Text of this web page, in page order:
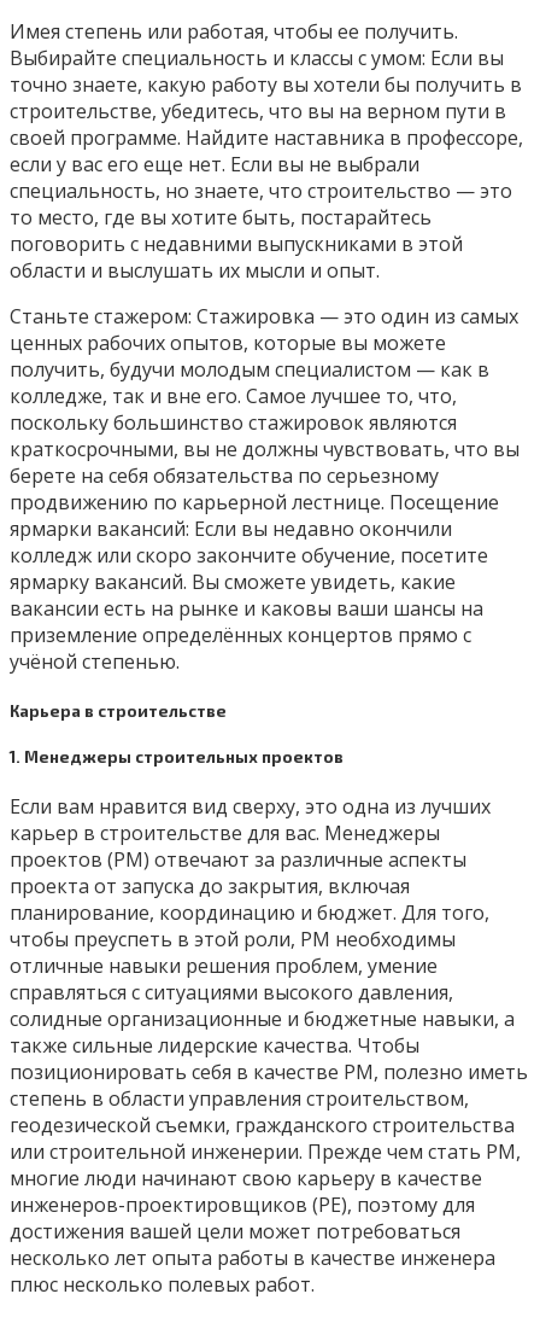
Имея степень или работая, чтобы ее получить.
Выбирайте специальность и классы с умом: Если вы
точно знаете, какую работу вы хотели бы получить в
строительстве, убедитесь, что вы на верном пути в
своей программе. Найдите наставника в профессоре,
если у вас его еще нет. Если вы не выбрали
специальность, но знаете, что строительство — это
то место, где вы хотите быть, постарайтесь
поговорить с недавними выпускниками в этой
области и выслушать их мысли и опыт.
Станьте стажером: Стажировка — это один из самых
ценных рабочих опытов, которые вы можете
получить, будучи молодым специалистом — как в
колледже, так и вне его. Самое лучшее то, что,
поскольку большинство стажировок являются
краткосрочными, вы не должны чувствовать, что вы
берете на себя обязательства по серьезному
продвижению по карьерной лестнице. Посещение
ярмарки вакансий: Если вы недавно окончили
колледж или скоро закончите обучение, посетите
ярмарку вакансий. Вы сможете увидеть, какие
вакансии есть на рынке и каковы ваши шансы на
приземление определённых концертов прямо с
учёной степенью.
Карьера в строительстве
1. Менеджеры строительных проектов
Если вам нравится вид сверху, это одна из лучших
карьер в строительстве для вас. Менеджеры
проектов (PM) отвечают за различные аспекты
проекта от запуска до закрытия, включая
планирование, координацию и бюджет. Для того,
чтобы преуспеть в этой роли, PM необходимы
отличные навыки решения проблем, умение
справляться с ситуациями высокого давления,
солидные организационные и бюджетные навыки, а
также сильные лидерские качества. Чтобы
позиционировать себя в качестве PM, полезно иметь
степень в области управления строительством,
геодезической съемки, гражданского строительства
или строительной инженерии. Прежде чем стать PM,
многие люди начинают свою карьеру в качестве
инженеров-проектировщиков (PE), поэтому для
достижения вашей цели может потребоваться
несколько лет опыта работы в качестве инженера
плюс несколько полевых работ.